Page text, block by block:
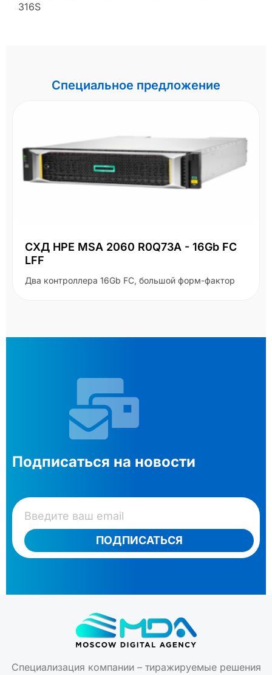
316S
Специальное предложение
СХД HPE MSA 2060 R0Q73A - 16Gb FC
LFF
Два контроллера 16Gb FC, большой форм-фактор
Подписаться на новости
ПОДПИСАТЬСЯ
Специализация компании – тиражируемые решения